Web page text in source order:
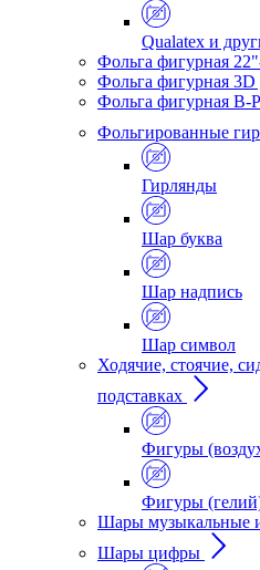
Qualatex и
Фольга фигурная
Фольга фигурная 3D
Фольга фигурная B-
Фольгированные
Гирлянды
Шар буква
Шар надпись
Шар символ
Ходячие, стоячие,
подставках
Фигуры
Фигуры
Шары музыкальные
Шары цифры